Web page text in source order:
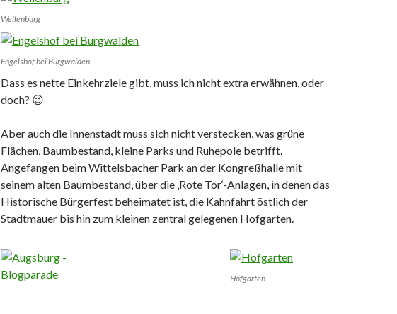
Wellenburg
Engelshof bei Burgwalden
Dass es nette Einkehrziele gibt, muss ich nicht extra erwähnen, oder
doch? 😉
Aber auch die Innenstadt muss sich nicht verstecken, was grüne
Flächen, Baumbestand, kleine Parks und Ruhepole betrifft.
Angefangen beim Wittelsbacher Park an der Kongreßhalle mit
seinem alten Baumbestand, über die ‚Rote Tor‘-Anlagen, in denen das
Historische Bürgerfest beheimatet ist, die Kahnfahrt östlich der
Stadtmauer bis hin zum kleinen zentral gelegenen Hofgarten.
Hofgarten